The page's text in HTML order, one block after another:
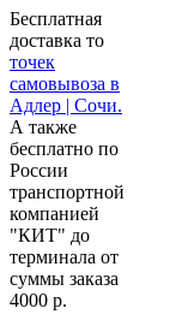
Бесплатная
доставка то
точек
самовывоза в
Адлер | Сочи.
А также
бесплатно по
России
транспортной
компанией
"КИТ" до
терминала от
суммы заказа
4000 р.